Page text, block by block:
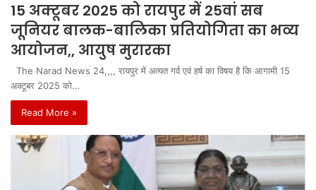
15 अक्टूबर 2025 को रायपुर में 25वां सब
जूनियर बालक-बालिका प्रतियोगिता का भव्य
आयोजन,, आयुष मुरारका
The Narad News 24,,,, रायपुर में अत्यत गर्व एवं हर्ष का विषय है कि आगामी 15
अक्टूबर 2025 को…
Read More »